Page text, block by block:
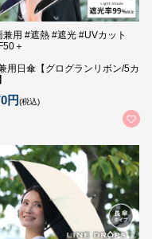
兼用 #遮熱 #遮光 #UVカット
＋
用日傘【グログランリボン/5カ
円(税込)